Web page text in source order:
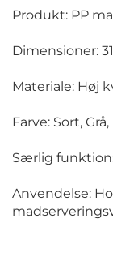
Produkt: PP
Dimensioner:
Materiale: Høj
Farve: Sort,
Særlig
Anvendelse: